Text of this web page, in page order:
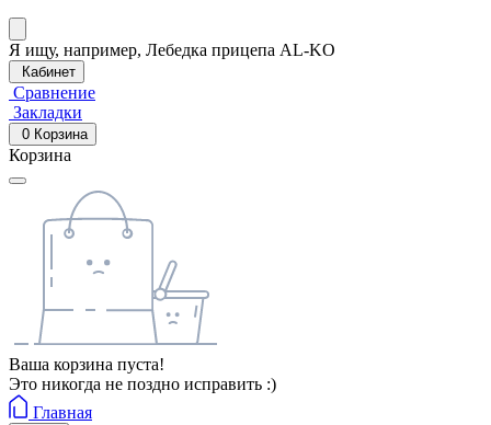
Я ищу, например, Лебедка прицепа AL-KO
Кабинет
Сравнение
Закладки
0 Корзина
Корзина
Ваша корзина пуста!
Это никогда не поздно исправить :)
Главная